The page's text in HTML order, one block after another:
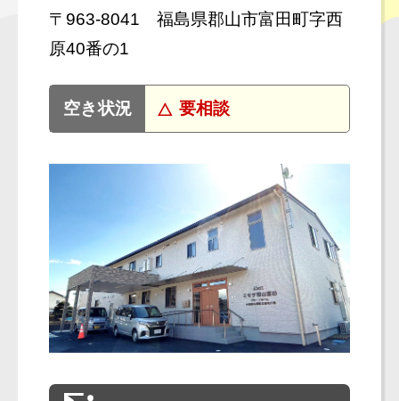
〒963-8041 福島県郡山市富田町字西
原40番の1
空き状況 要相談